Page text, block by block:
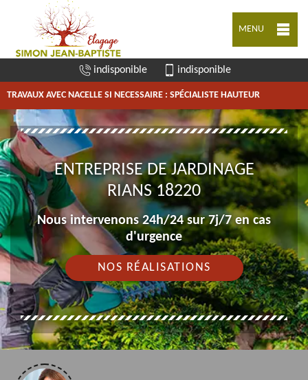
MENU
indisponible indisponible
TRAVAUX AVEC NACELLE SI NECESSAIRE : SPÉCIALISTE HAUTEUR
ENTREPRISE DE JARDINAGE
RIANS 18220
Nous intervenons 24h/24 sur 7j/7 en cas
d'urgence
NOS RÉALISATIONS